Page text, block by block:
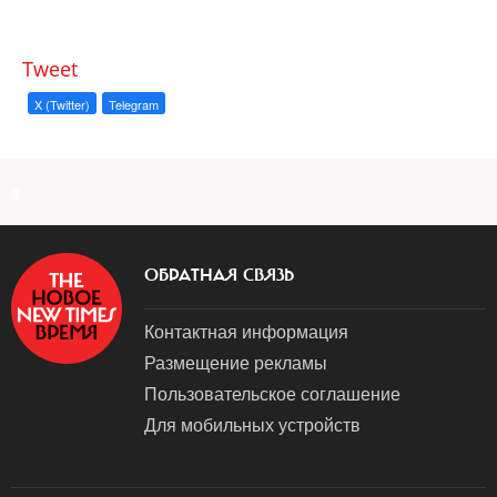
Tweet
X (Twitter) Telegram
ОБРАТНАЯ СВЯЗЬ
Контактная информация
Размещение рекламы
Пользовательское соглашение
Для мобильных устройств